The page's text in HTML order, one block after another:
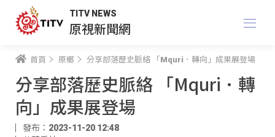
TITV NEWS
原視新聞網
首頁 原鄉 分享部落歷史脈絡 「Mquri．轉向」成果展登場
分享部落歷史脈絡 「Mquri．轉
向」成果展登場
發布：2023-11-20 12:48